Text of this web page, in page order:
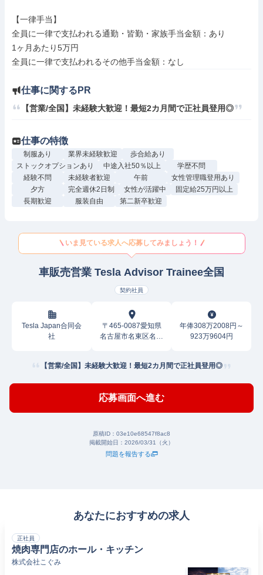
【一律手当】
全員に一律で支払われる通勤・皆勤・家族手当金額：あり
1ヶ月あたり5万円
仕事に関するPR
【営業/全国】未経験大歓迎！最短2カ月間で正社員登用◎
仕事の特徴
制服あり 業界未経験歓迎
歩合給あり
ストックオプションあり
中途入社50％以上
学歴不問
経験不問
未経験者歓迎 午前
女性管理職登用あり
夕方
完全週休2日制 女性が活躍中
固定給25万円以上
長期歓迎
服装自由 第二新卒歓迎
いま見ている求人へ応募してみましょう！
車販売営業 Tesla Advisor Trainee全国
契約社員
Tesla Japan合同会
社
〒465-0087愛知県
名古屋市名東区名東
年俸308万2008円～
923万9604円
【営業/全国】未経験大歓迎！最短2カ月間で正社員登用◎
応募画面へ進む
原稿ID： 03e10e68547f8ac8
掲載開始日： 2026/03/31（火）
問題を報告する
あなたにおすすめの求人
正社員
焼肉専門店のホール・キッチン
株式会社こぐみ